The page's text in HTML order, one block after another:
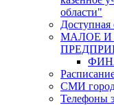
области"
Доступная
МАЛОЕ И
СМИ
Телефоны